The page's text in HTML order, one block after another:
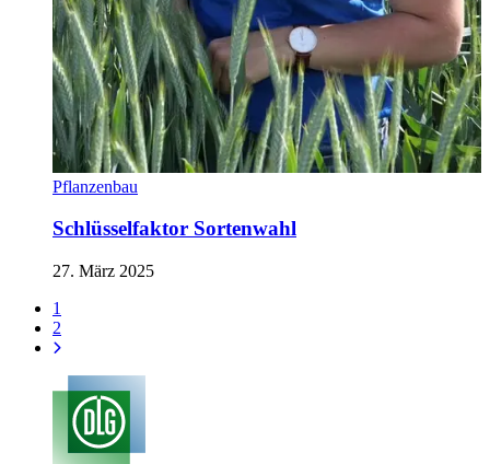
Pflanzenbau
Schlüsselfaktor Sortenwahl
27. März 2025
1
2